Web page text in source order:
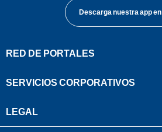
Descarga nuestra app en
RED DE PORTALES
SERVICIOS CORPORATIVOS
LEGAL